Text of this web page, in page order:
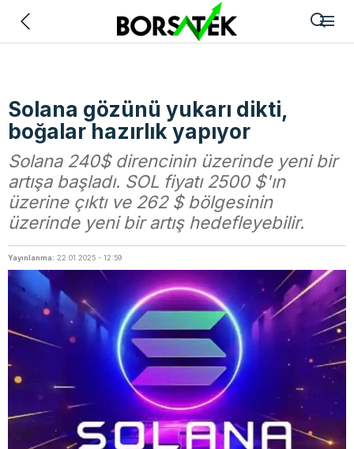
Solana gözünü yukarı dikti,
boğalar hazırlık yapıyor
Solana 240$ direncinin üzerinde yeni bir
artışa başladı. SOL fiyatı 2500 $'ın
üzerine çıktı ve 262 $ bölgesinin
üzerinde yeni bir artış hedefleyebilir.
Yayınlanma: 22.01.2025 - 12:59